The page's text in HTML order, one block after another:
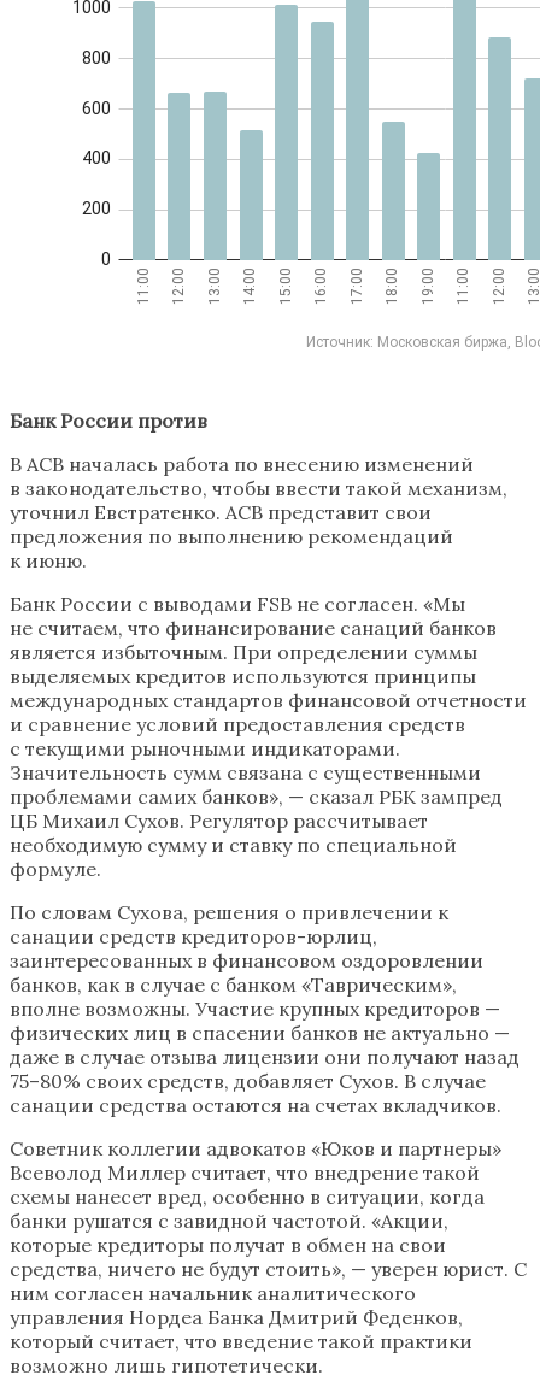
Банк России против
В АСВ началась работа по внесению изменений
в законодательство, чтобы ввести такой механизм,
уточнил Евстратенко. АСВ представит свои
предложения по выполнению рекомендаций
к июню.
Банк России с выводами FSB не согласен. «Мы
не считаем, что финансирование санаций банков
является избыточным. При определении суммы
выделяемых кредитов используются принципы
международных стандартов финансовой отчетности
и сравнение условий предоставления средств
с текущими рыночными индикаторами.
Значительность сумм связана с существенными
проблемами самих банков», — сказал РБК зампред
ЦБ Михаил Сухов. ​Регулятор рассчитывает
необходимую сумму и ставку по специальной
формуле.
По словам Сухова, решения о привлечении к
санации средств кредиторов-юрлиц,
заинтересованных в финансовом оздоровлении
банков, как в случае с банком «Таврическим»,
вполне возможны. Участие крупных кредиторов —
физических лиц в спасении банков не актуально —
даже в случае отзыва лицензии они получают назад
75–80% своих средств, добавляет Сухов. В случае
санации средства остаются на счетах вкладчиков.
Советник коллегии адвокатов «Юков и партнеры»
Всеволод Миллер считает, что внедрение такой
схемы нанесет вред, особенно в ситуации, когда
банки рушатся с завидной частотой. «Акции,
которые кредиторы получат в обмен на свои
средства, ничего не будут стоить», — уверен юрист. С
ним согласен начальник аналитического
управления Нордеа Банка Дмитрий Феденков,
который считает, что введение такой практики
возможно лишь гипотетически.